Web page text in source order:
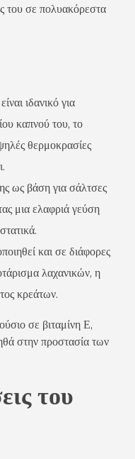
του σε πολυακόρεστα
ιδανικό για
καπνού του, το
θερμοκρασίες
ως βάση για σάλτσες
μια ελαφριά γεύση
και σε διάφορες
λαχανικών, η
κρεάτων.
σε βιταμίνη Ε,
στην προστασία των
του